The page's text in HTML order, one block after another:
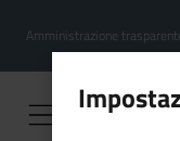
contenuto
Menu
Amministrazione